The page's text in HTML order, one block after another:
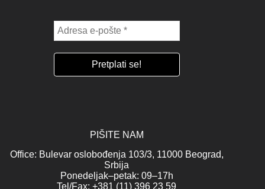
PIŠITE NAM
Office: Bulevar oslobođenja 103/3, 11000 Beograd,
Srbija
Ponedeljak–petak: 09–17h
Tel/Fax: +381 (11) 396 23 59